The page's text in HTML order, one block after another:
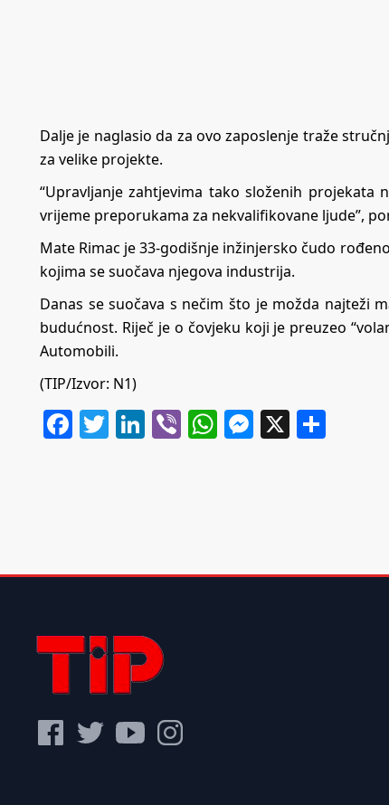
Dalje je naglasio da za ovo zaposlenje traže
za velike projekte.
“Upravljanje zahtjevima tako složenih
vrijeme preporukama za nekvalifikovane ljude”,
Mate Rimac je 33-godišnje inžinjersko čudo
kojima se suočava njegova industrija.
Danas se suočava s nečim što je možda najteži
budućnost. Riječ je o čovjeku koji je preuzeo
Automobili.
(TIP/Izvor: N1)
Facebook
Twitter
LinkedIn
ViberWhatsApp
Messenger
X